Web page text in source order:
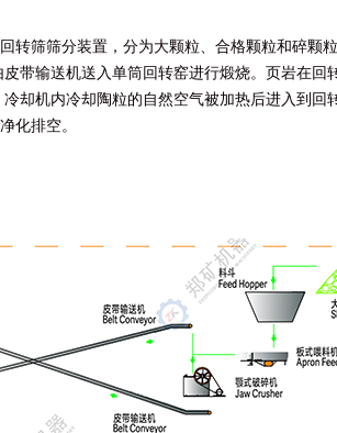
筛筛分装置，分为大颗粒、合格颗粒和碎颗
带输送机送入单筒回转窑进行煅烧。页岩在回
却机内冷却陶粒的自然空气被加热后进入到
化排空。